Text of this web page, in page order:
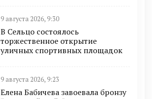
9 августа 2026, 9:30
В Сельцо состоялось
торжественное открытие
уличных спортивных площадок
9 августа 2026, 9:23
Елена Бабичева завоевала бронзу